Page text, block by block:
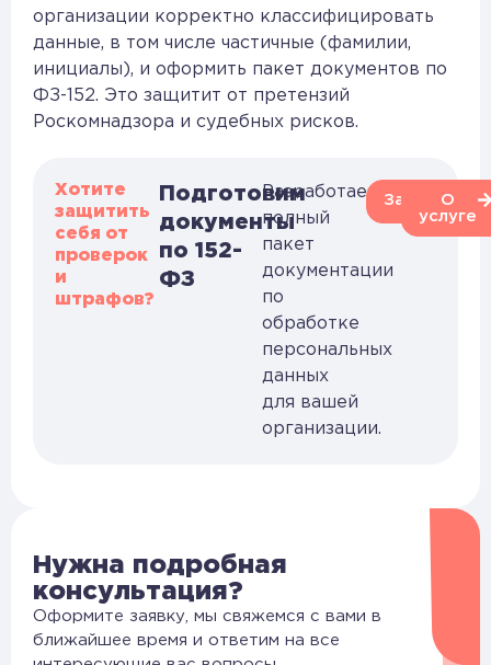
организации корректно классифицировать
данные, в том числе частичные (фамилии,
инициалы), и оформить пакет документов по
ФЗ-152. Это защитит от претензий
Роскомнадзора и судебных рисков.
Хотите
защитить
себя от
проверок
и
штрафов?
Подготовим
документы
по 152-
ФЗ
Разработаем
полный
пакет
документации
по
обработке
персональных
данных
для вашей
организации.
Заказать
О
услуге
Нужна подробная
консультация?
Оформите заявку, мы свяжемся с вами в
ближайшее время и ответим на все